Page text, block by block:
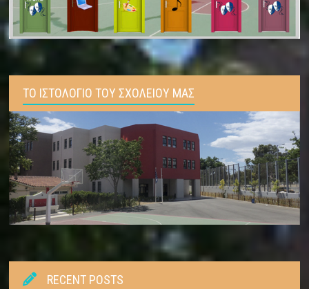
ΤΟ ΙΣΤΟΛΟΓΙΟ ΤΟΥ ΣΧΟΛΕΙΟΥ ΜΑΣ
RECENT POSTS